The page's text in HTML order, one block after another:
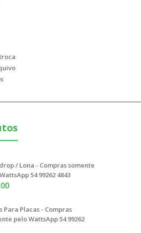
/ Lona - Compras somente
54 99262 4843
Para Placas - Compras
pelo WattsApp 54 99262